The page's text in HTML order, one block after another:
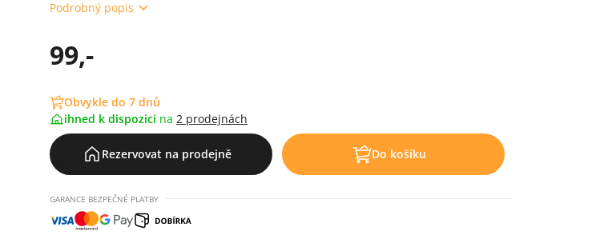
Podrobný popis
99,-
Obvykle do 7 dnů
ihned k dispozici na 2 prodejnách
Rezervovat na prodejně Do košíku
GARANCE BEZPEČNÉ PLATBY